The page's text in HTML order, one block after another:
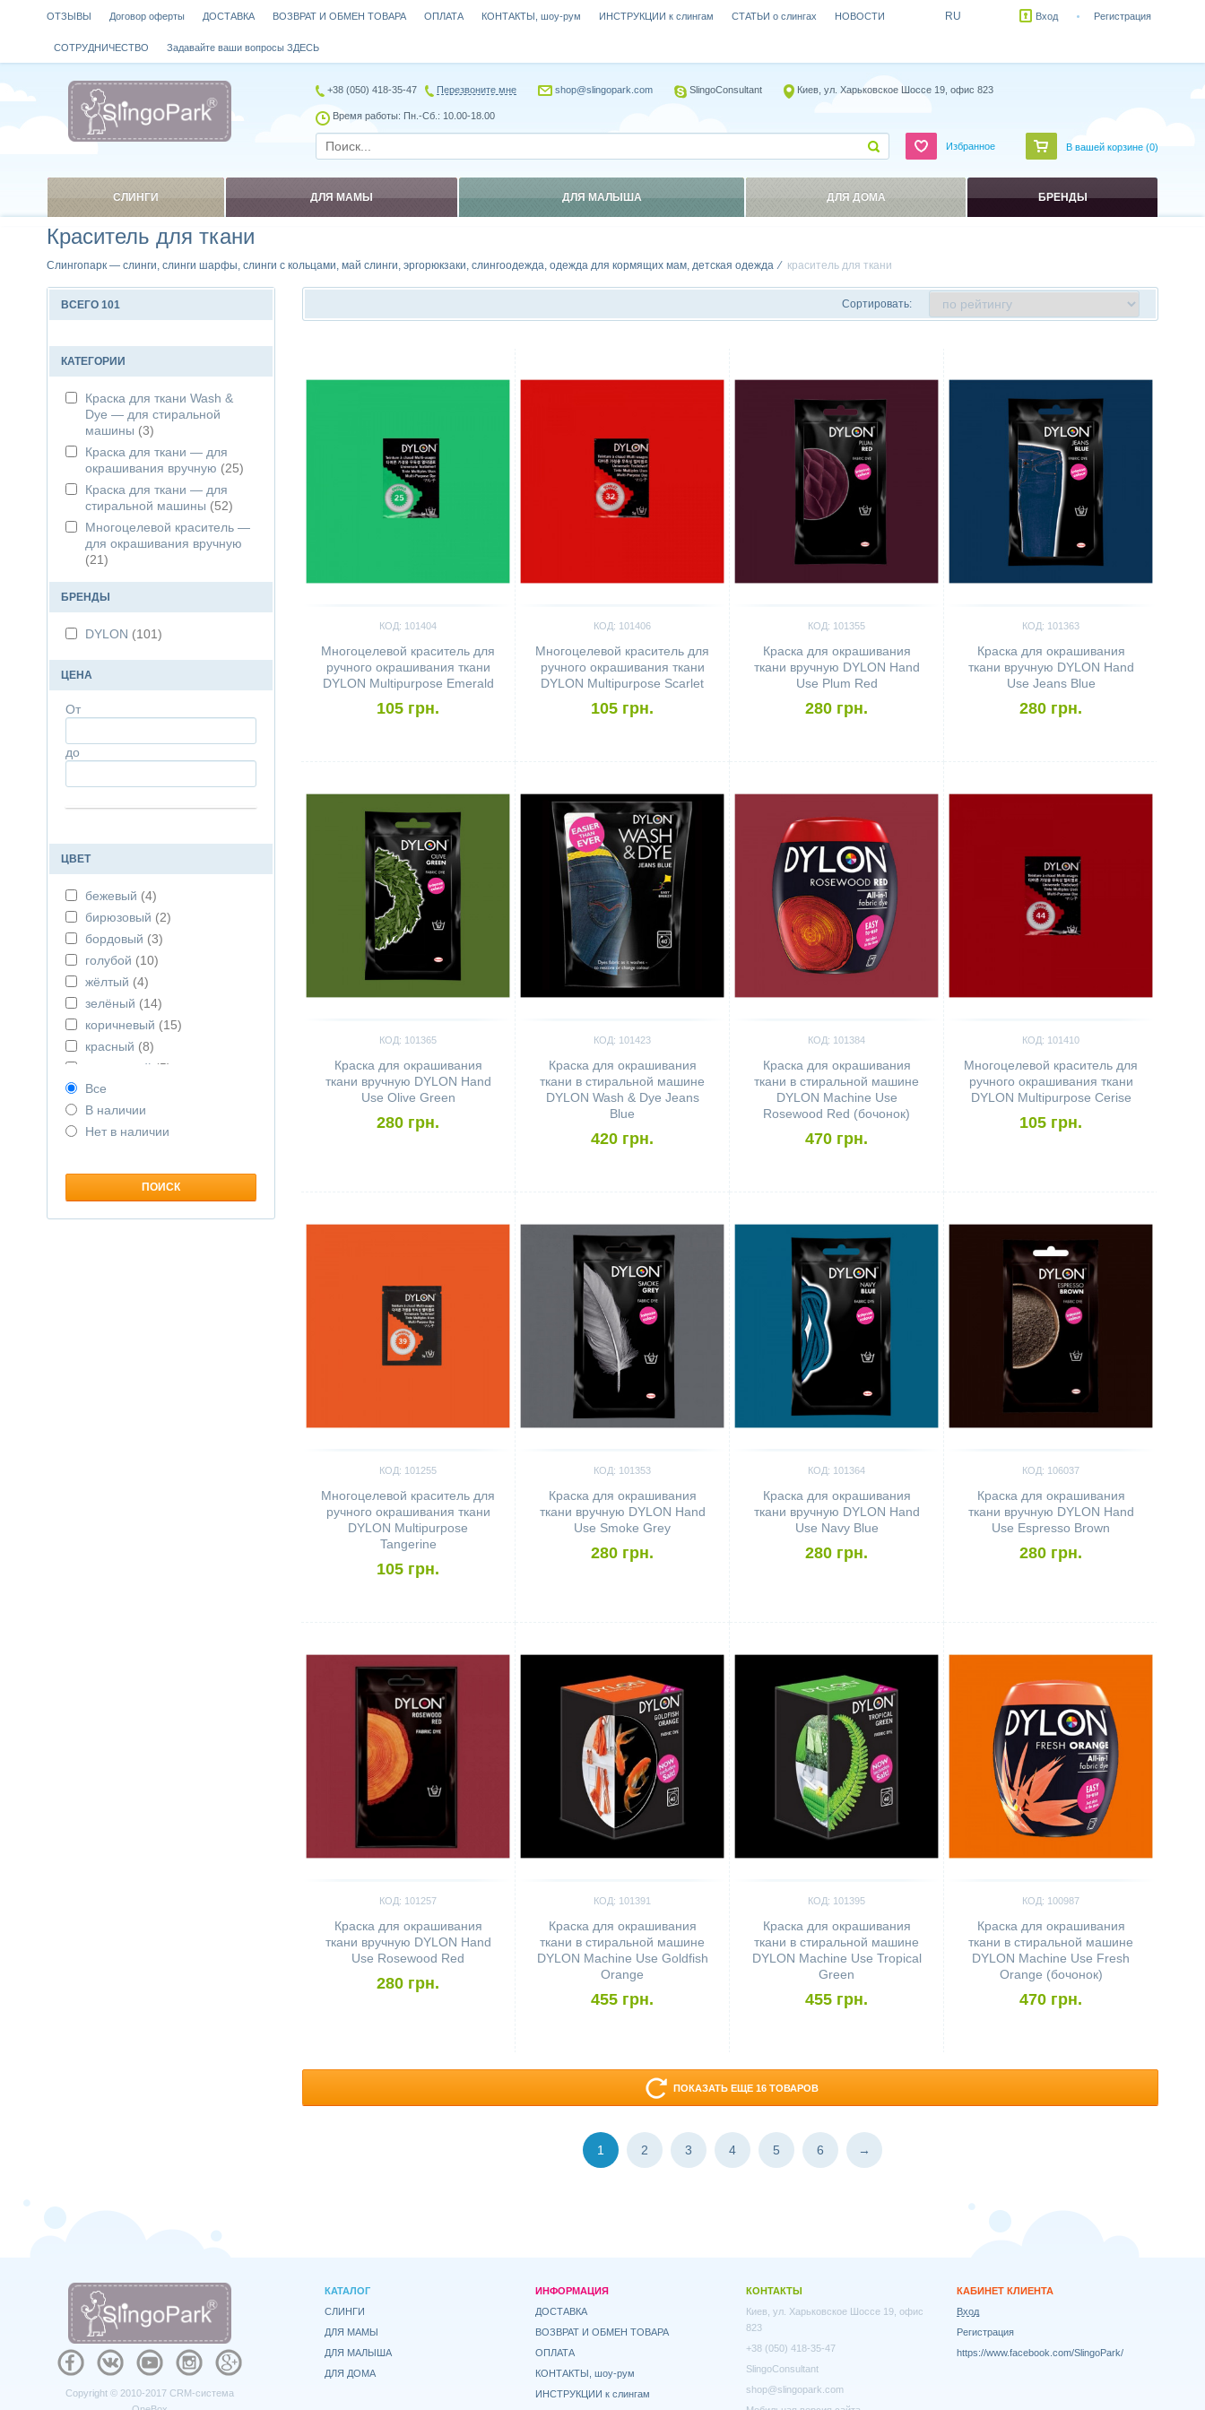
Краситель для ткани
Слингопарк — слинги, слинги шарфы, слинги с кольцами, май слинги, эргорюкзаки, слингоодежда, одежда для кормящих мам, детская одежда краситель для ткани
ВСЕГО 101
КАТЕГОРИИ
Краска для ткани Wash &
Dye — для стиральной
машины (3)
Краска для ткани — для
окрашивания вручную (25)
Краска для ткани — для
стиральной машины (52)
Многоцелевой краситель —
для окрашивания вручную
(21)
БРЕНДЫ
DYLON (101)
ЦЕНА
От
до
ЦВЕТ
бежевый (4)
бирюзовый (2)
бордовый (3)
голубой (10)
жёлтый (4)
зелёный (14)
коричневый (15)
красный (8)
оранжевый (5)
розовый
серый(5)
синий(11)
чёрный(3)
Все
В наличии
Нет в наличии
Сортировать:
КОД: 101404
Многоцелевой краситель для
ручного окрашивания ткани
DYLON Multipurpose Emerald
105 грн.
КОД: 101406
Многоцелевой краситель для
ручного окрашивания ткани
DYLON Multipurpose Scarlet
105 грн.
КОД: 101355
Краска для окрашивания
ткани вручную DYLON Hand
Use Plum Red
280 грн.
КОД: 101363
Краска для окрашивания
ткани вручную DYLON Hand
Use Jeans Blue
280 грн.
КОД: 101365
Краска для окрашивания
ткани вручную DYLON Hand
Use Olive Green
280 грн.
КОД: 101423
Краска для окрашивания
ткани в стиральной машине
DYLON Wash & Dye Jeans
Blue
420 грн.
КОД: 101384
Краска для окрашивания
ткани в стиральной машине
DYLON Machine Use
Rosewood Red (бочонок)
470 грн.
КОД: 101410
Многоцелевой краситель для
ручного окрашивания ткани
DYLON Multipurpose Cerise
105 грн.
КОД: 101255
Многоцелевой краситель для
ручного окрашивания ткани
DYLON Multipurpose
Tangerine
105 грн.
КОД: 101353
Краска для окрашивания
ткани вручную DYLON Hand
Use Smoke Grey
280 грн.
КОД: 101364
Краска для окрашивания
ткани вручную DYLON Hand
Use Navy Blue
280 грн.
КОД: 106037
Краска для окрашивания
ткани вручную DYLON Hand
Use Espresso Brown
280 грн.
КОД: 101257
Краска для окрашивания
ткани вручную DYLON Hand
Use Rosewood Red
280 грн.
КОД: 101391
Краска для окрашивания
ткани в стиральной машине
DYLON Machine Use Goldfish
Orange
455 грн.
КОД: 101395
Краска для окрашивания
ткани в стиральной машине
DYLON Machine Use Tropical
Green
455 грн.
КОД: 100987
Краска для окрашивания
ткани в стиральной машине
DYLON Machine Use Fresh
Orange (бочонок)
470 грн.
ПОКАЗАТЬ ЕЩЕ 16 ТОВАРОВ
1 2 3 4 5 6 →
ОТЗЫВЫ Договор оферты ДОСТАВКА ВОЗВРАТ И ОБМЕН ТОВАРА ОПЛАТА КОНТАКТЫ, шоу-рум ИНСТРУКЦИИ к слингам СТАТЬИ о слингах НОВОСТИ
СОТРУДНИЧЕСТВО Задавайте ваши вопросы ЗДЕСЬ
RU Вход Регистрация
+38 (050) 418-35-47 Перезвоните мне shop@slingopark.com SlingoConsultant Киев, ул. Харьковское Шоссе 19, офис 823
Время работы: Пн.-Сб.: 10.00-18.00
Избранное В вашей корзине (0)
СЛИНГИ ДЛЯ МАМЫ ДЛЯ МАЛЫША ДЛЯ ДОМА БРЕНДЫ
Copyright © 2010-2017 CRM-система
КАТАЛОГ
СЛИНГИ
ДЛЯ МАМЫ
ДЛЯ МАЛЫША
ДЛЯ ДОМА
ИНФОРМАЦИЯ
ДОСТАВКА
ВОЗВРАТ И ОБМЕН ТОВАРА
ОПЛАТА
КОНТАКТЫ, шоу-рум
ИНСТРУКЦИИ к слингам
КОНТАКТЫ
Киев, ул. Харьковское Шоссе 19, офис
823
+38 (050) 418-35-47
SlingoConsultant
shop@slingopark.com
КАБИНЕТ КЛИЕНТА
Вход
Регистрация
https://www.facebook.com/SlingoPark/